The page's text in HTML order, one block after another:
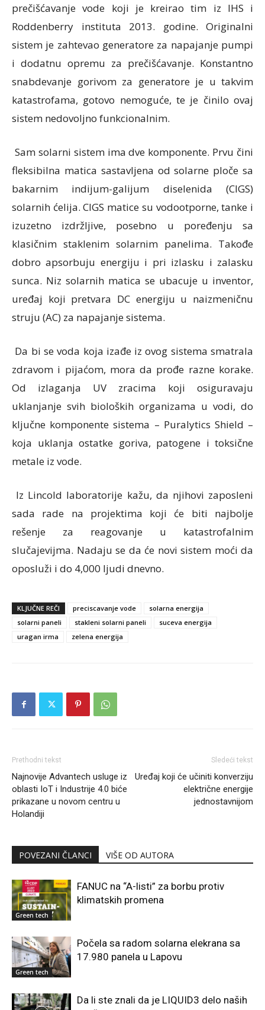
prečišćavanje vode koji je kreirao tim iz IHS i
Roddenberry instituta 2013. godine. Originalni
sistem je zahtevao generatore za napajanje pumpi
i dodatnu opremu za prečišćavanje. Konstantno
snabdevanje gorivom za generatore je u takvim
katastrofama, gotovo nemoguće, te je činilo ovaj
sistem nedovoljno funkcionalnim.
Sam solarni sistem ima dve komponente. Prvu čini
fleksibilna matica sastavljena od solarne ploče sa
bakarnim indijum-galijum diselenida (CIGS)
solarnih ćelija. CIGS matice su vodootporne, tanke i
izuzetno izdržljive, posebno u poređenju sa
klasičnim staklenim solarnim panelima. Takođe
dobro apsorbuju energiju i pri izlasku i zalasku
sunca. Niz solarnih matica se ubacuje u inventor,
uređaj koji pretvara DC energiju u naizmeničnu
struju (AC) za napajanje sistema.
Da bi se voda koja izađe iz ovog sistema smatrala
zdravom i pijaćom, mora da prođe razne korake.
Od izlaganja UV zracima koji osiguravaju
uklanjanje svih bioloških organizama u vodi, do
ključne komponente sistema – Puralytics Shield –
koja uklanja ostatke goriva, patogene i toksične
metale iz vode.
Iz Lincold laboratorije kažu, da njihovi zaposleni
sada rade na projektima koji će biti najbolje
rešenje za reagovanje u katastrofalnim
slučajevijma. Nadaju se da će novi sistem moći da
oposluži i do 4,000 ljudi dnevno.
KLJUČNE REČI preciscavanje vode
solarna energija
solarni paneli
stakleni solarni paneli
suceva energija
uragan irma
zelena energija
Prethodni tekst
Najnovije Advantech usluge iz
oblasti IoT i Industrije 4.0 biće
prikazane u novom centru u
Holandiji
Sledeći tekst
Uređaj koji će učiniti konverziju
električne energije
jednostavnijom
POVEZANI ČLANCI VIŠE OD AUTORA
Green tech
FANUC na “A-listi” za borbu protiv
klimatskih promena
Green tech
Počela sa radom solarna elekrana sa
17.980 panela u Lapovu
Da li ste znali da je LIQUID3 delo naših